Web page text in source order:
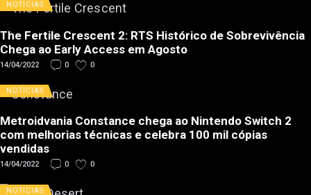
NOTÍCIAS
The Fertile Crescent 2: RTS Histórico de Sobrevivência
Chega ao Early Access em Agosto
14/04/2022 0 0
NOTÍCIAS
Metroidvania Constance chega ao Nintendo Switch 2
com melhorias técnicas e celebra 100 mil cópias
vendidas
14/04/2022 0 0
NOTÍCIAS